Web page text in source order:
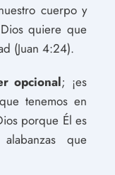
cuerpo y
quiere que
(Juan 4:24).
opcional; ¡es
tenemos en
porque Él es
que